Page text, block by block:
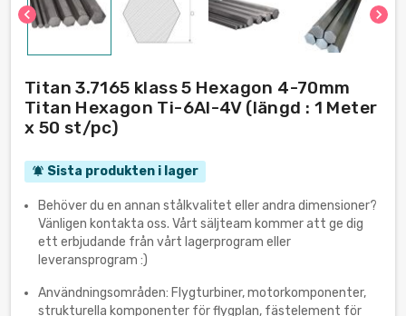
chevron_left chevron_right
Titan 3.7165 klass 5 Hexagon 4-70mm
Titan Hexagon Ti-6Al-4V (längd : 1 Meter
x 50 st/pc)
notifications_active Sista produkten i lager
Behöver du en annan stålkvalitet eller andra dimensioner?
Vänligen kontakta oss. Vårt säljteam kommer att ge dig
ett erbjudande från vårt lagerprogram eller
leveransprogram :)
Användningsområden: Flygturbiner, motorkomponenter,
strukturella komponenter för flygplan, fästelement för